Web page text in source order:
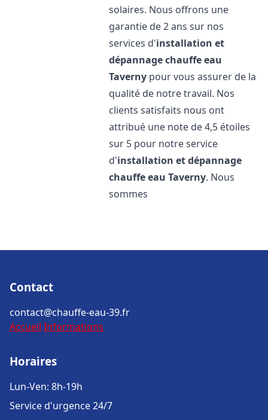
solaires. Nous offrons une
garantie de 2 ans sur nos
services d'installation et
dépannage chauffe eau
Taverny pour vous assurer de la
qualité de notre travail. Nos
clients satisfaits nous ont
attribué une note de 4,5 étoiles
sur 5 pour notre service
d'installation et dépannage
chauffe eau Taverny. Nous
sommes
Contact
contact@chauffe-eau-39.fr
Accueil Informations
Horaires
Lun-Ven: 8h-19h
Service d'urgence 24/7